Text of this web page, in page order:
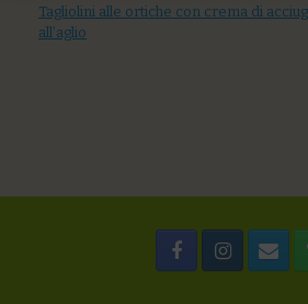
Tagliolini alle ortiche con crema di
all’aglio